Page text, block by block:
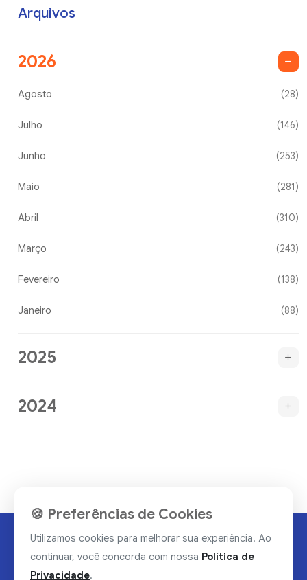
Arquivos
2026
Agosto (28)
Julho (146)
Junho (253)
Maio (281)
Abril (310)
Março (243)
Fevereiro (138)
Janeiro (88)
2025
2024
🍪 Preferências de Cookies
Utilizamos cookies para melhorar sua experiência. Ao
continuar, você concorda com nossa Política de
Privacidade.